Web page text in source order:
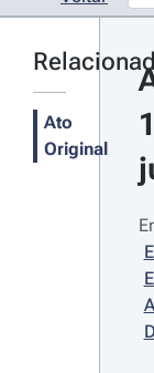
Ato
Original